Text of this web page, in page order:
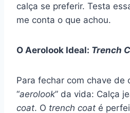
calça se preferir. Testa
me conta o que achou.
O Aerolook Ideal: Trench
Para fechar com chave de
“aerolook” da vida: Calça
coat. O trench coat é